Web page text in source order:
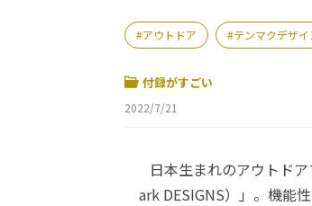
アウトドア テンマクデザイ
付録がすごい
2022/7/21
日本生まれのアウトド
ark DESIGNS）」。機能